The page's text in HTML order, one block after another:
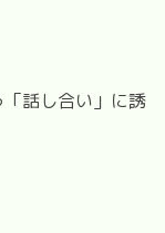
話し合い」に誘